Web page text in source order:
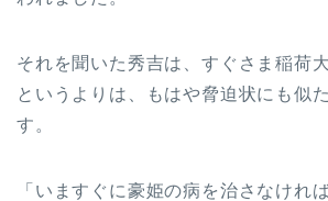
それを聞いた秀吉は、すぐさま稲荷
というよりは、もはや脅迫状にも似
す。
「いますぐに豪姫の病を治さなけれ